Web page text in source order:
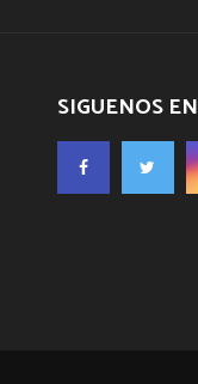
SIGUENOS EN